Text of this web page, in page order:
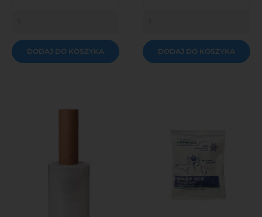
DODAJ DO KOSZYKA DODAJ DO KOSZYKA